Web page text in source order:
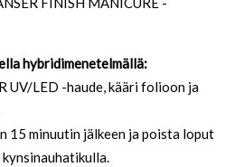
hybridimenetelmällä:
UV/LED -haude, kääri folioon ja
15 minuutin jälkeen ja poista loput